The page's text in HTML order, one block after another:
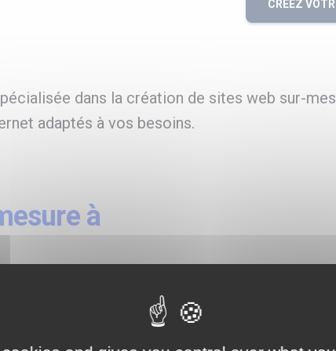
CRÉEZ
dans la création de sites web sur-
adaptés à vos besoins.
à
de Nom